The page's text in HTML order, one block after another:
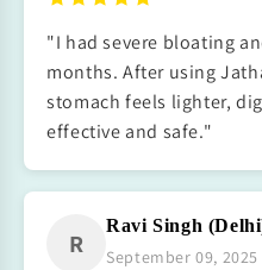
"I had severe bloating
months. After using
stomach feels lighter,
effective and safe."
R
Ravi Singh
September 09, 2025